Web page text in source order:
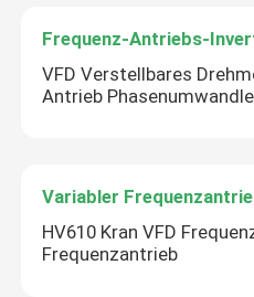
Frequenz-Antriebs-
VFD Verstellbares
Antrieb
Variabler
HV610 Kran VFD
Frequenzantrieb